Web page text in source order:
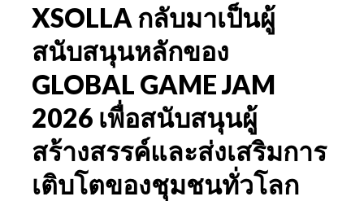
XSOLLA กลับมาเป็นผู้
สนับสนุนหลักของ
GLOBAL GAME JAM
2026 เพื่อสนับสนุนผู้
สร้างสรรค์และส่งเสริมการ
เติบโตของชุมชนทั่วโลก